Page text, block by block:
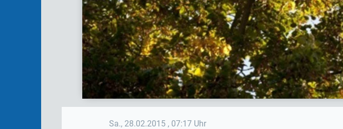
Sa., 28.02.2015 , 07:17 Uhr